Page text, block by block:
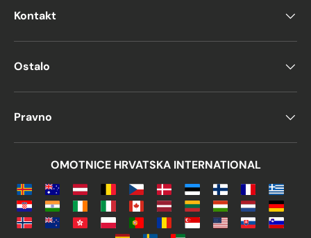
Kontakt
Ostalo
Pravno
OMOTNICE HRVATSKA INTERNATIONAL